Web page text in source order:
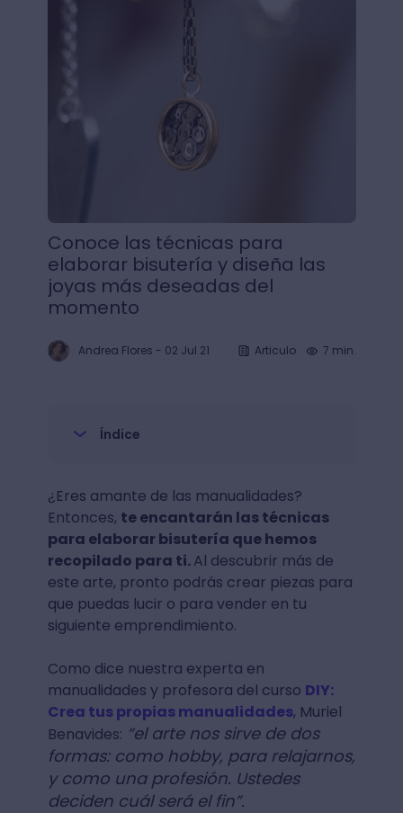
Conoce las técnicas para
elaborar bisutería y diseña las
joyas más deseadas del
momento
Andrea Flores - 02 Jul 21 Articulo 7 min.
Índice
¿Eres amante de las manualidades?
Entonces, te encantarán las técnicas
para elaborar bisutería que hemos
recopilado para ti.Al descubrir más de
este arte, pronto podrás crear piezas para
que puedas lucir o para vender en tu
siguiente emprendimiento.
Como dice nuestra experta en
manualidades y profesora del curso DIY:
Crea tus propias manualidades, Muriel
Benavides: “el arte nos sirve de dos
formas: como hobby, para relajarnos,
y como una profesión. Ustedes
deciden cuál será el fin”.